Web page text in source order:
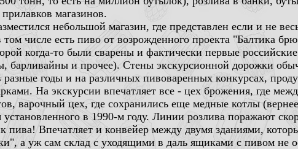
магазинов.
небольшой магазин, где представлен если и не
числе есть пиво от возрожденного проекта "Балтика
когда-то были сварены и фактически первые
барливайны и прочее). Стены экскурсионной дорожки
разные годы и на различных пивоваренных конкурсах,
На экскурсии впечатляет все - цех брожения, где
варочный цех, где сохранились еще медные котлы
установленного в 1990-м году. Линии розлива поражают
пива! Впечатляет и конвейер между двумя зданиями,
а уж сам склад с уходящими в даль ящиками с пивом не